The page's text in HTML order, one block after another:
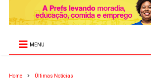
MENU
Home Últimas Notícias